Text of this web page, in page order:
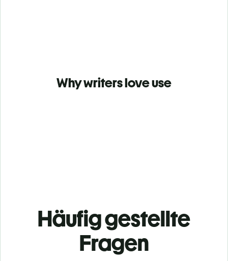
Why writers love use
Häufig gestellte
Fragen